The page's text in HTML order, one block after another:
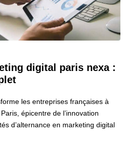
digital paris nexa :
les entreprises françaises à
épicentre de l’innovation
d’alternance en marketing digital